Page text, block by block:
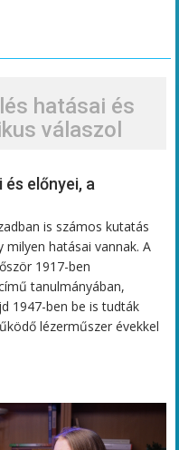
hatásai és
válaszol
előnyei, a
is számos kutatás
hatásai vannak. A
1917-ben
tanulmányában,
1947-ben be is tudták
lézerműszer évekkel